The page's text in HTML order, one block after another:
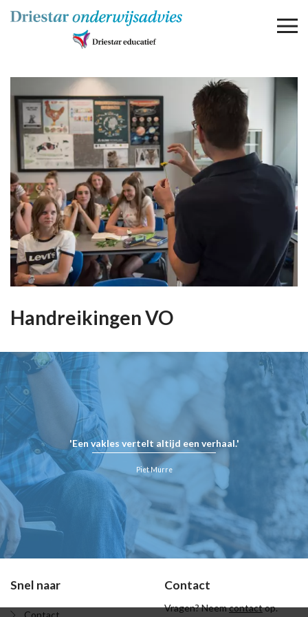
Handreikingen VO
'Een vakles vertelt altijd een verhaal.'
Piet Murre
Snel naar
Contact
Contact
Vragen? Neemcontactop.